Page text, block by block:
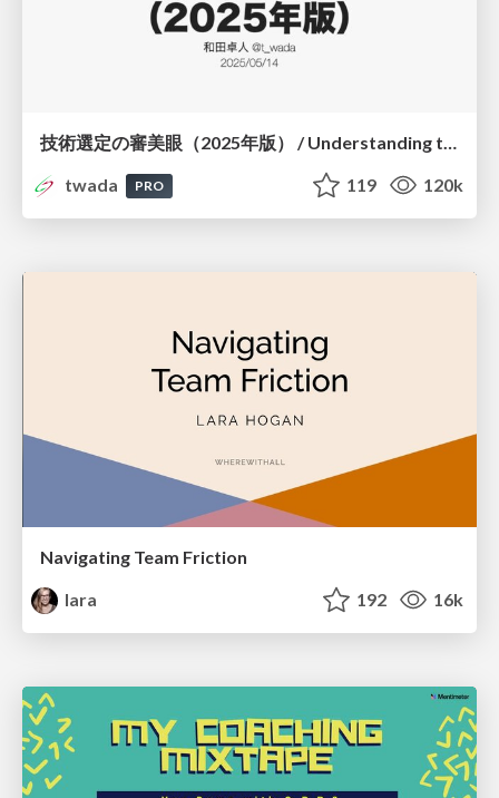
技術選定の審美眼（2025年版） / Understanding the Spiral of Technologies 2025 edition
twada
PRO 119 120k
Navigating Team Friction
lara
192 16k